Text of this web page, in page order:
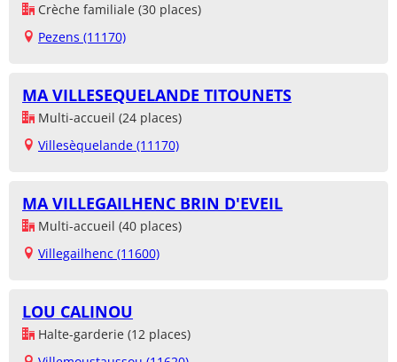
Crèche familiale (30 places)
Pezens (11170)
MA VILLESEQUELANDE TITOUNETS
Multi-accueil (24 places)
Villesèquelande (11170)
MA VILLEGAILHENC BRIN D'EVEIL
Multi-accueil (40 places)
Villegailhenc (11600)
LOU CALINOU
Halte-garderie (12 places)